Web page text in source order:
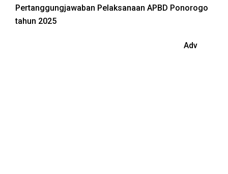
Pertanggungjawaban Pelaksanaan APBD Ponorogo
tahun 2025
Adv